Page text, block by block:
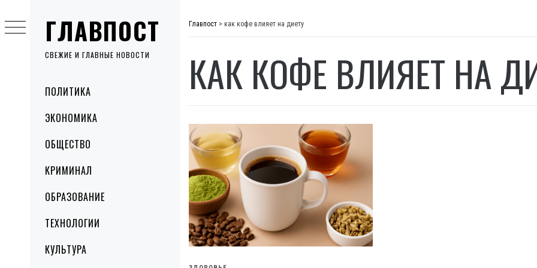
ГЛАВПОСТ
СВЕЖИЕ И ГЛАВНЫЕ НОВОСТИ
MenuПОЛИТИКА
ЭКОНОМИКА
ОБЩЕСТВО
КРИМИНАЛ
ОБРАЗОВАНИЕ
ТЕХНОЛОГИИ
КУЛЬТУРА
to
content
Главпост > как кофе влияет на диету
КАК КОФЕ ВЛИЯЕТ НА